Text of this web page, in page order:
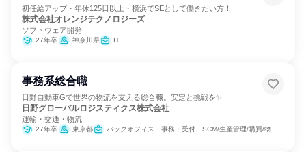
初任給アップ・年休125日以上・横浜でSEとして働きたい方！
株式会社オレンジテクノロジーズ
ソフトウェア開発
27年卒 神奈川県 IT
事務系総合職
日野自動車Gで世界の物流を支える総合職。安定と挑戦を✨
日野グローバルロジスティクス株式会社
運輸・交通・物流
27年卒 東京都 バックオフィス・事務・受付、SCM/生産管理/購買/物流、人事、総務